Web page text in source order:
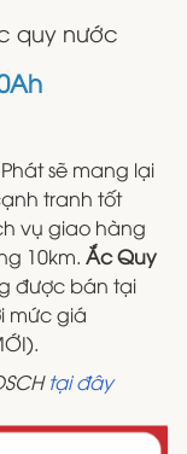
quy nước
sẽ mang lại
tranh tốt
vụ giao hàng
10km. Ắc Quy
được bán tại
mức giá
tại đây